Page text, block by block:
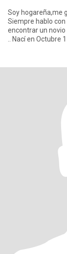
Soy hogareña,me
Siempre hablo
encontrar un novio
.. Nací en